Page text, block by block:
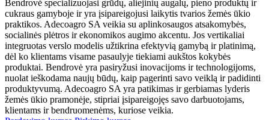
Bendrovė specializuojasi grūdų, aliejinių augalų, pieno produktų ir
cukraus gamyboje ir yra įsipareigojusi laikytis tvarios žemės ūkio
praktikos. Adecoagro SA veikia su aplinkosaugos atsakomybės,
socialinės plėtros ir ekonomikos augimo akcentu. Jos vertikaliai
integruotas verslo modelis užtikrina efektyvią gamybą ir platinimą,
dėl ko klientams visame pasaulyje tiekiami aukštos kokybės
produktai. Bendrovė yra pasiryžusi inovacijoms ir technologijoms,
nuolat ieškodama naujų būdų, kaip pagerinti savo veiklą ir padidinti
produktyvumą. Adecoagro SA yra patikimas ir gerbiamas lyderis
žemės ūkio pramonėje, stipriai įsipareigojęs savo darbuotojams,
klientams ir bendruomenėms, kuriose veikia.